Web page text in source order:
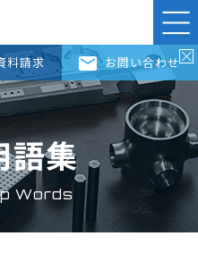
料請求 お問い合わせ
語集
Words